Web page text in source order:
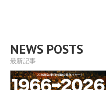
NEWS POSTS
最新記事